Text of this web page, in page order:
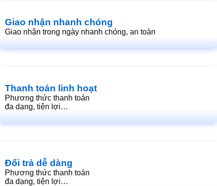
Giao nhận nhanh chóng
Giao nhận trong ngày nhanh chóng, an toàn
Thanh toán linh hoạt
Phương thức thanh toán
đa dạng, tiện lợi…
Đổi trả dễ dàng
Phương thức thanh toán
đa dạng, tiện lợi…